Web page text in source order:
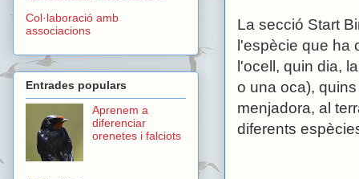
La secció Start
l'espècie que ha
l'ocell, quin dia,
o una oca),
menjadora, al
diferents
Col·laboració amb
associacions
Entrades populars
Aprenem a
diferenciar
orenetes i falciots